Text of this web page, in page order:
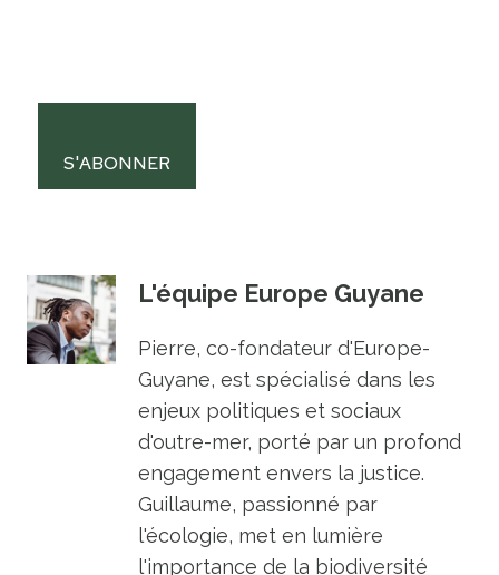
S'ABONNER
L'équipe Europe Guyane
Pierre, co-fondateur d'Europe-
Guyane, est spécialisé dans les
enjeux politiques et sociaux
d'outre-mer, porté par un profond
engagement envers la justice.
Guillaume, passionné par
l'écologie, met en lumière
l'importance de la biodiversité